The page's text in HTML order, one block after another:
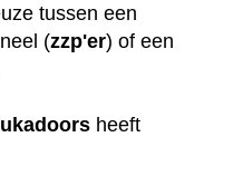
tussen een
(zzp'er) of een
heeft